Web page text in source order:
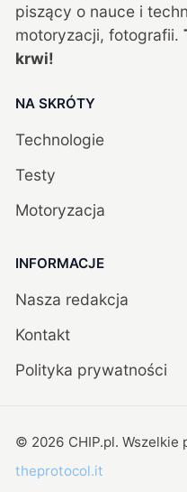
piszący o nauce i
motoryzacji, fotografii.
krwi!
NA SKRÓTY
Technologie
Testy
Motoryzacja
INFORMACJE
Nasza redakcja
Kontakt
Polityka prywatności
© 2026 CHIP.pl. Wszelkie
theprotocol.it